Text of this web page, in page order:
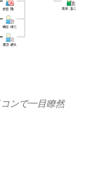
ンで一目瞭然